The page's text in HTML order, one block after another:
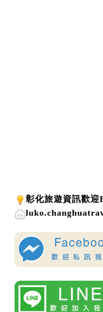
彰化旅遊資訊歡迎